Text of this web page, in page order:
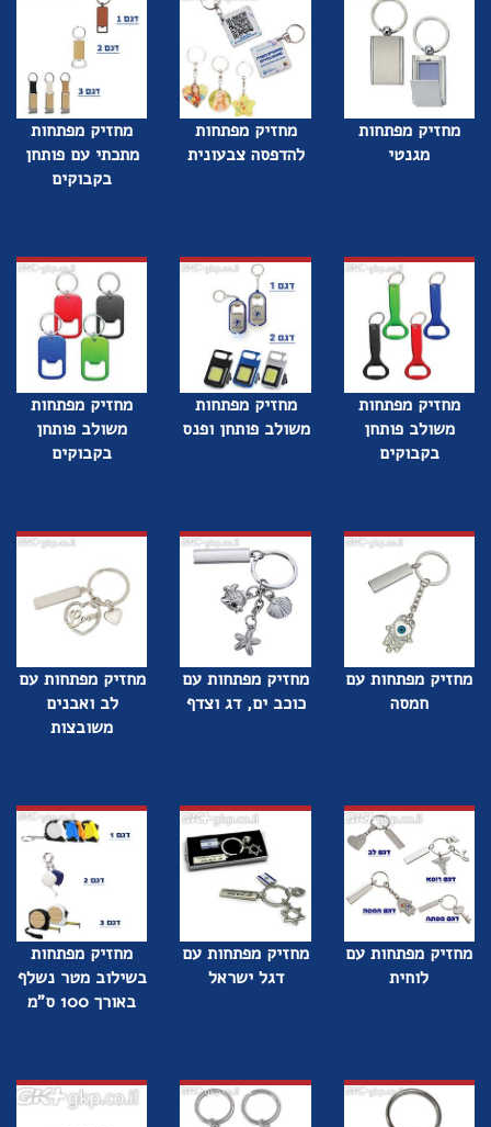
מחזיק מפתחות
מגנטי
מחזיק מפתחות
להדפסה צבעונית
מחזיק מפתחות
מתכתי עם פותחן
בקבוקים
מחזיק מפתחות
משולב פותחן
בקבוקים
מחזיק מפתחות
משולב פותחן ופנס
מחזיק מפתחות
משולב פותחן
בקבוקים
מחזיק מפתחות עם
חמסה
מחזיק מפתחות עם
כוכב ים, דג וצדף
מחזיק מפתחות עם
לב ואבנים
משובצות
מחזיק מפתחות עם
לוחית
מחזיק מפתחות עם
דגל ישראל
מחזיק מפתחות
בשילוב מטר נשלף
באורך 100 ס"מ